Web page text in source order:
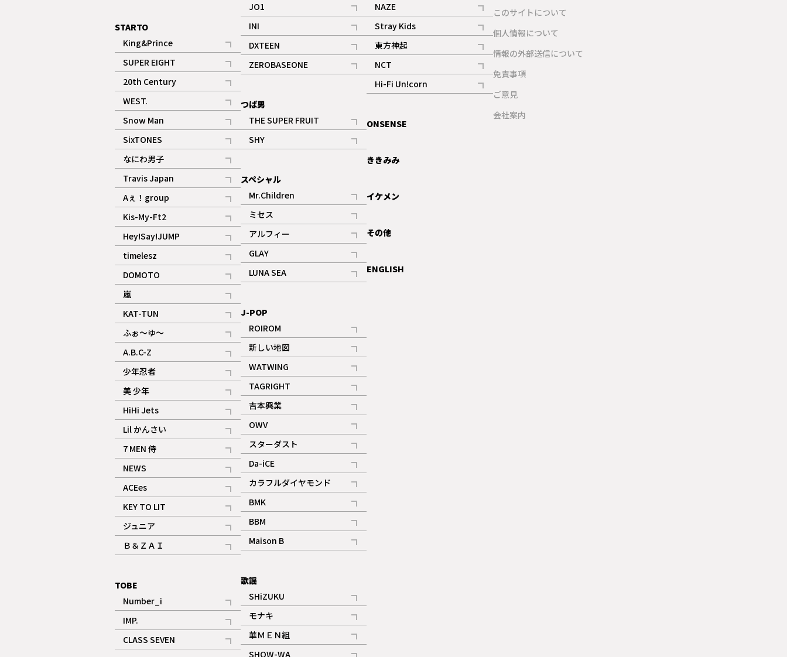
STARTO
King&Prince
記事
SUPER EIGHT
記事
20th Century
記事
WEST.
記事
Snow Man
記事
ギャラリー
SixTONES
記事
ギャラリー
なにわ男子
記事
Travis Japan
記事
Aぇ！group
記事
Kis-My-Ft2
記事
ギャラリー
Hey!Say!JUMP
記事
timelesz
記事
DOMOTO
記事
嵐
記事
KAT-TUN
記事
ふぉ～ゆ～
記事
A.B.C-Z
記事
ギャラリー
少年忍者
記事
美 少年
記事
HiHi Jets
記事
Lil かんさい
記事
7 MEN 侍
記事
NEWS
記事
ACEes
記事
KEY TO LIT
記事
ジュニア
記事
Ｂ＆ＺＡＩ
記事
TOBE
Number_i
記事
IMP.
記事
CLASS SEVEN
記事
JO1
記事
ギャラリー
INI
記事
ギャラリー
DXTEEN
記事
ギャラリー
ZEROBASEONE
記事
つば男
THE SUPER FRUIT
記事
ギャラリー
SHY
記事
スペシャル
Mr.Children
記事
ミセス
記事
アルフィー
記事
GLAY
記事
LUNA SEA
記事
J-POP
ROIROM
記事
新しい地図
記事
WATWING
記事
TAGRIGHT
記事
吉本興業
記事
OWV
記事
ギャラリー
スターダスト
記事
Da-iCE
記事
カラフルダイヤモンド
記事
BMK
記事
ギャラリー
BBM
記事
ギャラリー
Maison B
記事
歌謡
SHiZUKU
記事
モナキ
記事
華ＭＥＮ組
記事
SHOW-WA
NAZE
記事
Stray Kids
記事
東方神起
記事
NCT
記事
Hi-Fi Un!corn
記事
ONSENSE
ききみみ
イケメン
その他
ENGLISH
このサイトについて
個人情報について
情報の外部送信について
免責事項
ご意見
会社案内